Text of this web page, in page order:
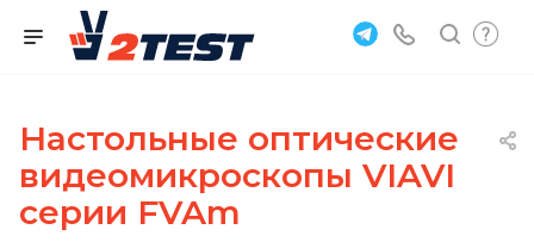
Настольные оптические
видеомикроскопы VIAVI
серии FVAm